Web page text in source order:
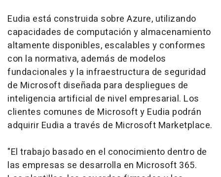
Eudia está construida sobre Azure, utilizando
capacidades de computación y almacenamiento
altamente disponibles, escalables y conformes
con la normativa, además de modelos
fundacionales y la infraestructura de seguridad
de Microsoft diseñada para despliegues de
inteligencia artificial de nivel empresarial. Los
clientes comunes de Microsoft y Eudia podrán
adquirir Eudia a través de Microsoft Marketplace.
"El trabajo basado en el conocimiento dentro de
las empresas se desarrolla en Microsoft 365.